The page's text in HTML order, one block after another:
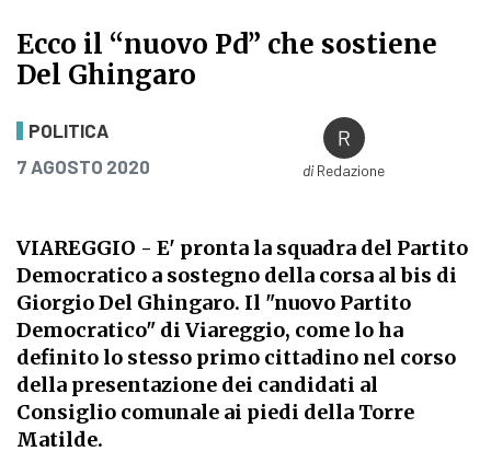
Ecco il “nuovo Pd” che sostiene
Del Ghingaro
Ecco il “nuovo Pd” che sostiene
POLITICA
PUBBLICATO IL
7 AGOSTO 2020 diRedazione
VIAREGGIO - E' pronta la squadra del Partito
Democratico a sostegno della corsa al bis di
Giorgio Del Ghingaro. Il "nuovo Partito
Democratico" di Viareggio, come lo ha
definito lo stesso primo cittadino nel corso
della presentazione dei candidati al
Consiglio comunale ai piedi della Torre
Matilde.